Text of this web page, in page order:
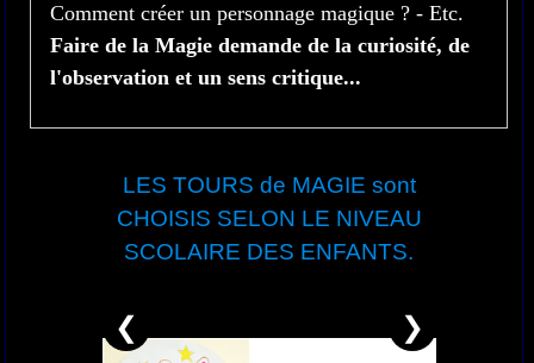
Comment créer un personnage magique ? - Etc.
Faire de la Magie demande de la curiosité, de
l'observation et un sens critique...
LES TOURS de MAGIE sont
CHOISIS SELON LE NIVEAU
SCOLAIRE DES ENFANTS.
❮ ❯